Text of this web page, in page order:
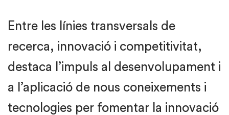
Entre les línies transversals de
recerca, innovació i competitivitat,
destaca l’impuls al desenvolupament i
a l’aplicació de nous coneixements i
tecnologies per fomentar la innovació